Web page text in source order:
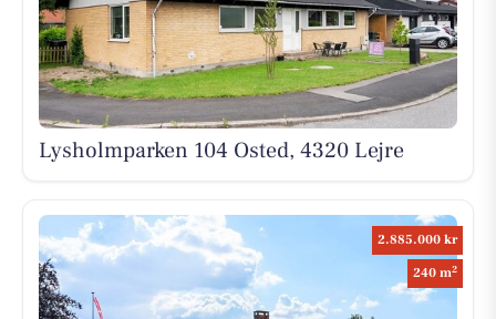
Lysholmparken 104 Osted, 4320 Lejre
2.885.000 kr
240 m2